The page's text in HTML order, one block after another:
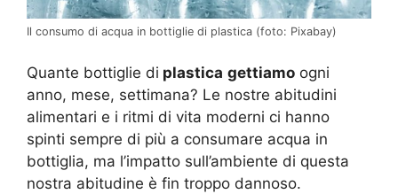
Il consumo di acqua in bottiglie di plastica (foto: Pixabay)
Quante bottiglie di plastica gettiamo ogni
anno, mese, settimana? Le nostre abitudini
alimentari e i ritmi di vita moderni ci hanno
spinti sempre di più a consumare acqua in
bottiglia, ma l’impatto sull’ambiente di questa
nostra abitudine è fin troppo dannoso.